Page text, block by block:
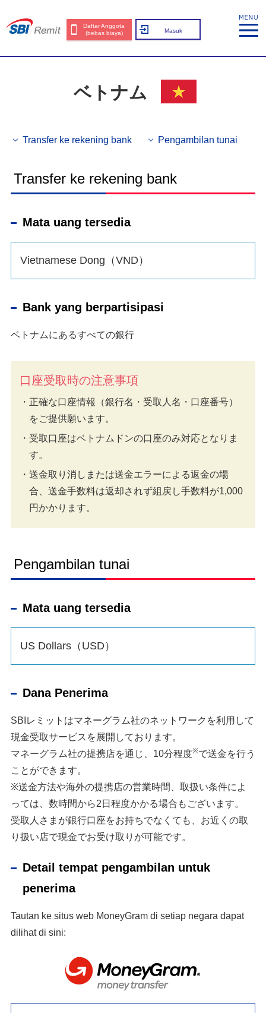
Daftar Anggota
(bebas biaya)
Masuk
ベトナム
Transfer ke rekening bank Pengambilan tunai
Transfer ke rekening bank
Mata uang tersedia
Vietnamese Dong（VND）
Bank yang berpartisipasi
ベトナムにあるすべての銀行
口座受取時の注意事項
正確な口座情報（銀行名・受取人名・口座番号）
をご提供願います。
受取口座はベトナムドンの口座のみ対応となりま
す。
送金取り消しまたは送金エラーによる返金の場
合、送金手数料は返却されず組戻し手数料が1,000
円かかります。
Pengambilan tunai
Mata uang tersedia
US Dollars（USD）
Dana Penerima
SBIレミットはマネーグラム社のネットワークを利用して
現金受取サービスを展開しております。
マネーグラム社の提携店を通じ、10分程度※で送金を行う
ことができます。
※送金方法や海外の提携店の営業時間、取扱い条件によ
っては、数時間から2日程度かかる場合もございます。
受取人さまが銀行口座をお持ちでなくても、お近くの取
り扱い店で現金でお受け取りが可能です。
Detail tempat pengambilan untuk
penerima
Tautan ke situs web MoneyGram di setiap negara dapat
dilihat di sini: